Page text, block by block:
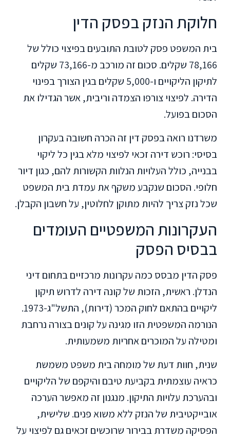
חלוקת הנזק בפסק הדין
בית המשפט פסק לטובת התובעים בפיצוי כולל של
78,166 שקלים. סכום זה מורכב מ-73,166 שקלים
לתיקון הליקויים ו-5,000 שקלים בגין הצורך בפינוי
הדירה. לפיצוי צורפו הצמדה וריבית, אשר הגדילו את
הסכום בפועל.
משרדנו רואה בפסק דין זה הכרה חשובה בעקרון
בסיסי: רוכש דירה זכאי לפיצוי מלא בגין כל ליקוי
בבנייה, כולל העלויות הנלוות הקשורות להם, כגון דיור
חלופי. הסכום שנקבע משקף את עמדת בית המשפט
שכל נזק צריך להיות מתוקן לחלוטין, על חשבון הקבלן.
העקרונות המשפטיים העומדים
בבסיס הפסק
פסק הדין מבסס כמה עקרונות מרכזיים בתחום דיני
הנדלן. ראשית, הזכות של קונה דירה לדרוש תיקון
ליקויים בהתאם לחוק המכר (דירות), התשל"ג-1973.
הנורמה המשפטית הזו מגינה על קונים בצורה נרחבת
ומטילה על המוכרים אחריות משמעותית.
שנית, חוות דעת של מומחה בית משפט משמשת
כראיה עוצמתית בקביעת טיבם והיקפם של הליקויים
ובהערכת עלויות התיקון. מנגנון זה מאפשר הערכה
אובייקטיבית של הנזק ללא משוא פנים. שלישית,
הפסיקה משדרת בבירור שרוכשים זכאים גם לפיצוי על